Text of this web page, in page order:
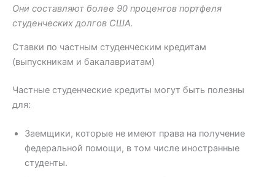
Они составляют более 90 процентов портфеля
студенческих долгов США.
Ставки по частным студенческим кредитам
(выпускникам и бакалавриатам)
Частные студенческие кредиты могут быть полезны
для:
Заемщики, которые не имеют права на получение
федеральной помощи, в том числе иностранные
студенты.